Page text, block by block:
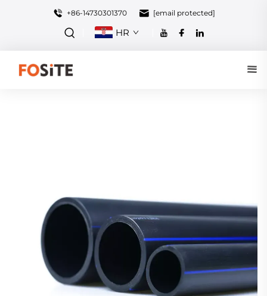
+86-14730301370 [email protected]
HR